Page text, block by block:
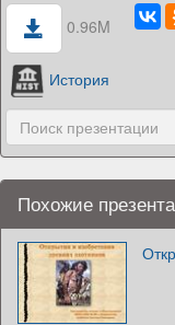
0.96M
История
Похожие